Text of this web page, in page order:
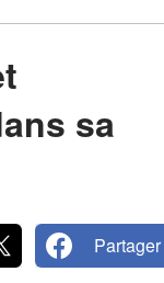
sa
Partager